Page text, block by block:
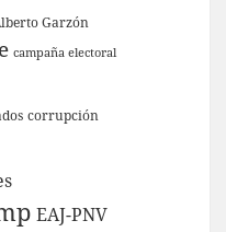
Garzón
campaña electoral
corrupción
EAJ-PNV